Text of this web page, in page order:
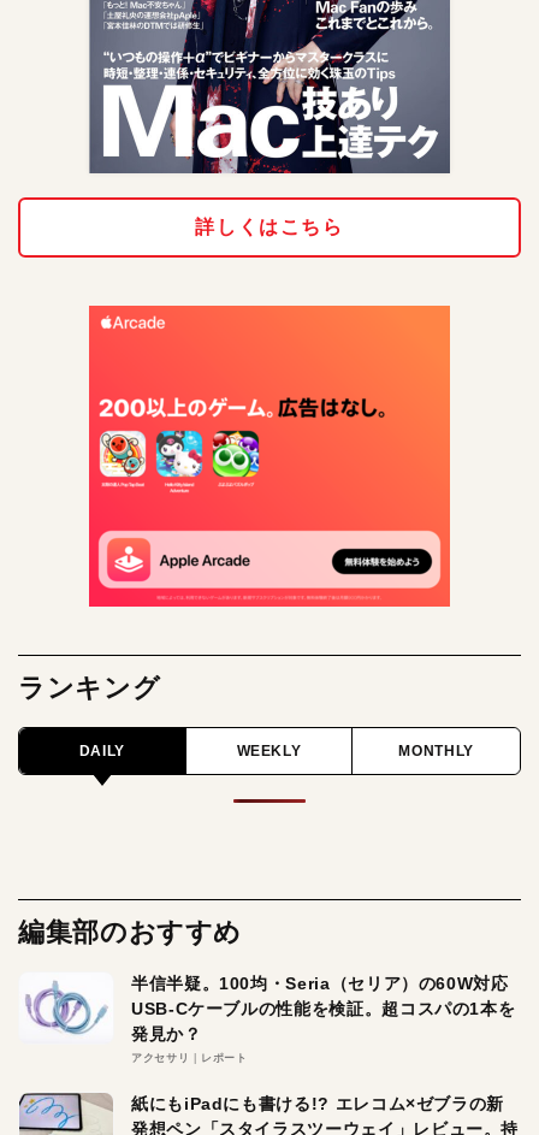
詳しくはこちら
ランキング
DAILY WEEKLY MONTHLY
編集部のおすすめ
半信半疑。100均・Seria（セリア）の60W対応
USB-Cケーブルの性能を検証。超コスパの1本を
発見か？
アクセサリ レポート
紙にもiPadにも書ける!? エレコム×ゼブラの新
発想ペン「スタイラスツーウェイ」レビュー。持